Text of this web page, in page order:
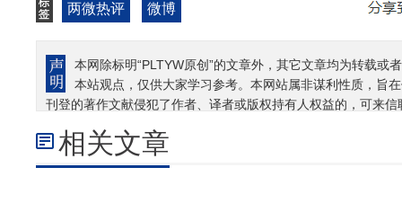
两微热评 微博
本网除标明“PLTYW原创”的文章外，其它文章均为转载
本站观点，仅供大家学习参考。本网站属非谋利性质，旨
刊登的著作文献侵犯了作者、译者或版权持有人权益的，可来
相关文章